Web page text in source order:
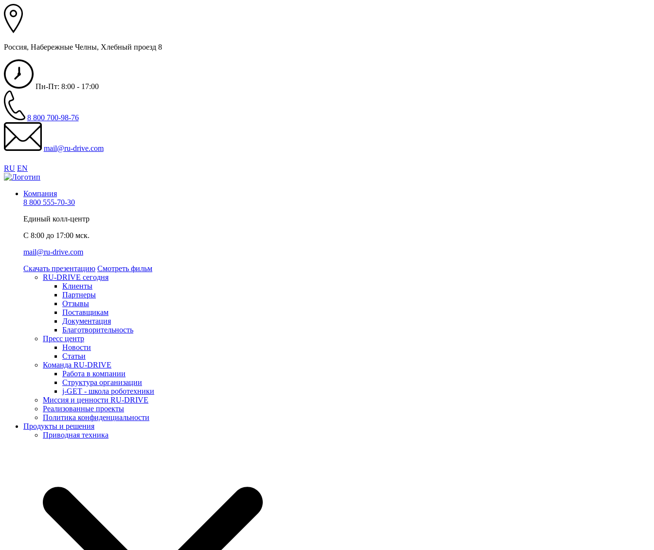
Россия, Набережные Челны, Хлебный проезд 8
Пн-Пт: 8:00 - 17:00
8 800 700-98-76
mail@ru-drive.com
RU EN
Компания
8 800 555-70-30
Единый колл-центр
C 8:00 до 17:00 мск.
mail@ru-drive.com
Скачать презентацию Смотреть фильм
RU-DRIVE сегодня
Клиенты
Партнеры
Отзывы
Поставщикам
Документация
Благотворительность
Пресс центр
Новости
Статьи
Команда RU-DRIVE
Работа в компании
Структура организации
j-GET - школа роботехники
Миссия и ценности RU-DRIVE
Реализованные проекты
Политика конфиденциальности
Продукты и решения
Приводная техника